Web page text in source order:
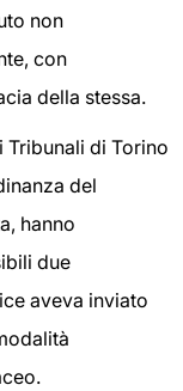
non
con
della stessa.
Tribunali di Torino
del
hanno
due
aveva inviato